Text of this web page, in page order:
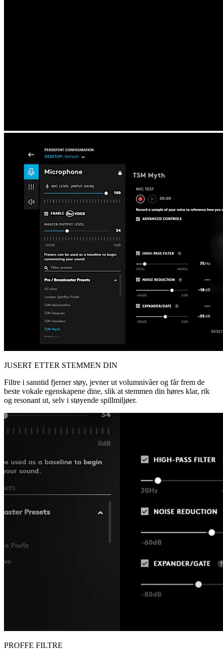
JUSERT ETTER STEMMEN DIN
Filtre i sanntid fjerner støy, jevner ut volumnivåer og får frem de
beste vokale egenskapene dine, slik at stemmen din høres klar, rik
og resonant ut, selv i støyende spillmiljøer.
PROFFE FILTRE